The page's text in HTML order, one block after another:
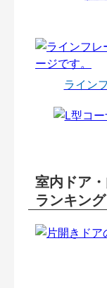
ライン
室内ドア
ランキング